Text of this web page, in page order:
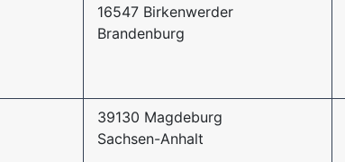
16547 Birkenwerder
Brandenburg
39130 Magdeburg
Sachsen-Anhalt